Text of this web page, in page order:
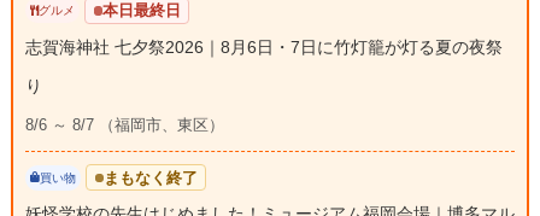
グルメ 本日最終日
志賀海神社 七夕祭2026｜8月6日・7日に竹灯籠が灯る夏の夜祭
り
8/6 ～ 8/7 （福岡市、東区）
買い物 まもなく終了